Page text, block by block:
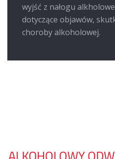
wyjść z nałogu
dotyczące objawów,
choroby alkoholowej.